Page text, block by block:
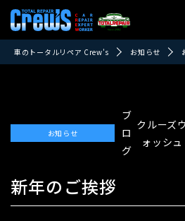
車のトータルリペア Crew's お知らせ
お知らせ
ブ
ロ
グ
クルーズウ
ォッシュ
新年のご挨拶